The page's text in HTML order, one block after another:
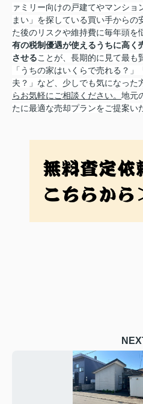
ァミリー向けの戸建てやマンショ
まい」を探している買い手からの
た後のリスクや維持費に毎年頭を
有の税制優遇が使えるうちに高く
させることが、長期的に見て最も
「うちの家はいくらで売れる？
夫？」など、少しでも気になった
らお気軽にご相談ください。 地元
たに最適な売却プランをご提案い